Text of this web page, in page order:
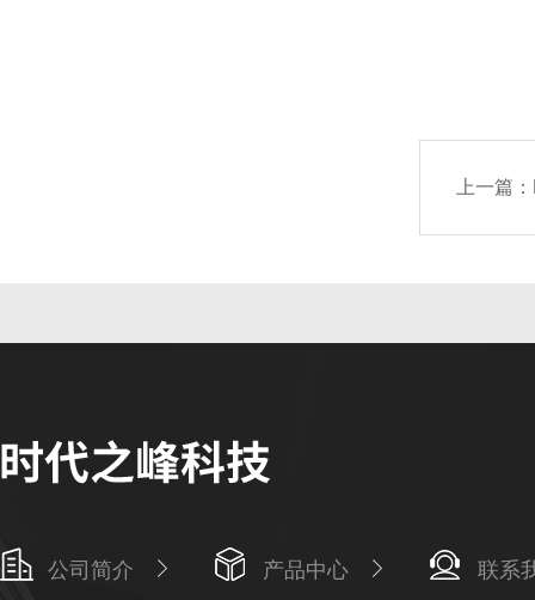
上一篇：
公司简介 产品中心 联系